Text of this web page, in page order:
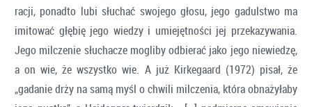
racji, ponadto lubi słuchać swojego głosu, jego gadulstwo ma
imitować głębię jego wiedzy i umiejętności jej przekazywania.
Jego milczenie słuchacze mogliby odbierać jako jego niewiedzę,
a on wie, że wszystko wie. A już Kirkegaard (1972) pisał, że
„gadanie drży na samą myśl o chwili milczenia, która obnażyłaby